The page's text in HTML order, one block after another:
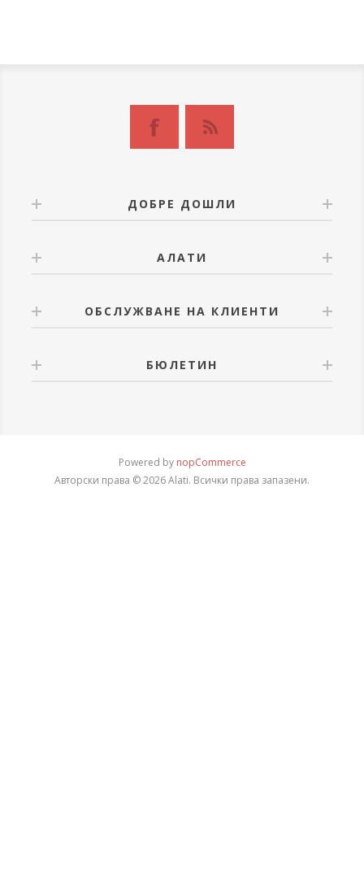
ДОБРЕ ДОШЛИ
АЛАТИ
ОБСЛУЖВАНЕ НА КЛИЕНТИ
БЮЛЕТИН
Powered by nopCommerce
Авторски права © 2026 Alati. Всички права запазени.